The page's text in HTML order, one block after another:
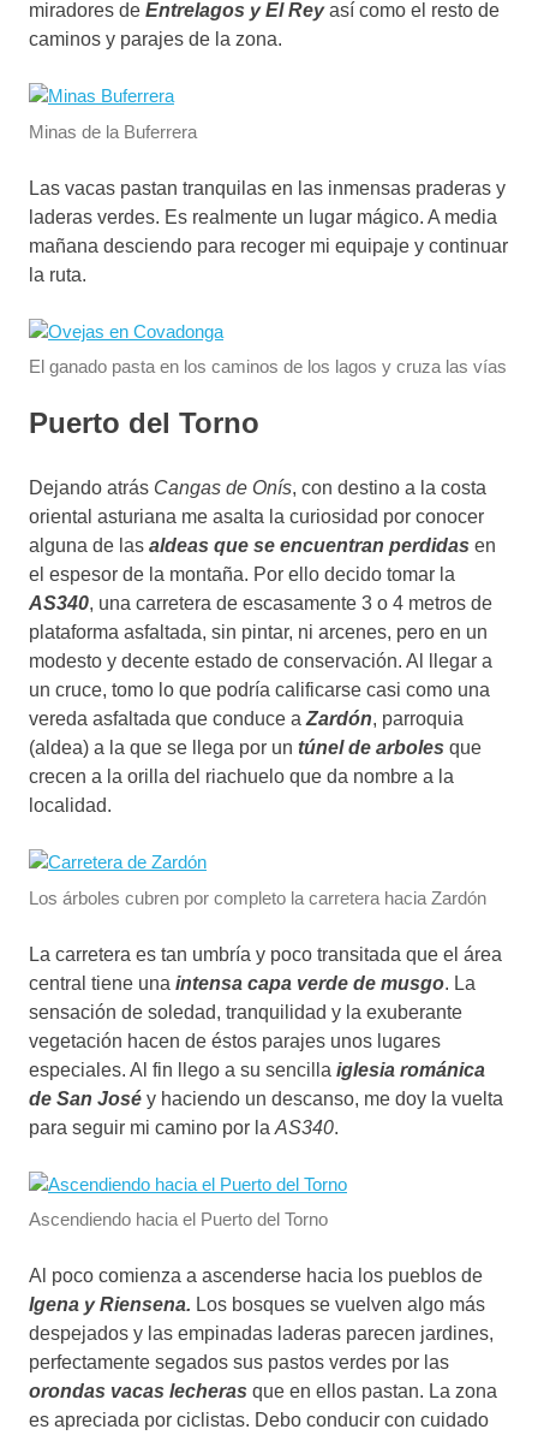
miradores de Entrelagos y El Rey así como el resto de
caminos y parajes de la zona.
Minas de la Buferrera
Las vacas pastan tranquilas en las inmensas praderas y
laderas verdes. Es realmente un lugar mágico. A media
mañana desciendo para recoger mi equipaje y continuar
la ruta.
El ganado pasta en los caminos de los lagos y cruza las vías
Puerto del Torno
Dejando atrás Cangas de Onís, con destino a la costa
oriental asturiana me asalta la curiosidad por conocer
alguna de las aldeas que se encuentran perdidas en
el espesor de la montaña. Por ello decido tomar la
AS340, una carretera de escasamente 3 o 4 metros de
plataforma asfaltada, sin pintar, ni arcenes, pero en un
modesto y decente estado de conservación. Al llegar a
un cruce, tomo lo que podría calificarse casi como una
vereda asfaltada que conduce a Zardón, parroquia
(aldea) a la que se llega por un túnel de arboles que
crecen a la orilla del riachuelo que da nombre a la
localidad.
Los árboles cubren por completo la carretera hacia Zardón
La carretera es tan umbría y poco transitada que el área
central tiene una intensa capa verde de musgo. La
sensación de soledad, tranquilidad y la exuberante
vegetación hacen de éstos parajes unos lugares
especiales. Al fin llego a su sencilla iglesia románica
de San José y haciendo un descanso, me doy la vuelta
para seguir mi camino por la AS340.
Ascendiendo hacia el Puerto del Torno
Al poco comienza a ascenderse hacia los pueblos de
Igena y Riensena. Los bosques se vuelven algo más
despejados y las empinadas laderas parecen jardines,
perfectamente segados sus pastos verdes por las
orondas vacas lecheras que en ellos pastan. La zona
es apreciada por ciclistas. Debo conducir con cuidado